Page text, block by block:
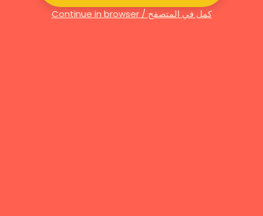
Continue in browser / كمل في المتصفح